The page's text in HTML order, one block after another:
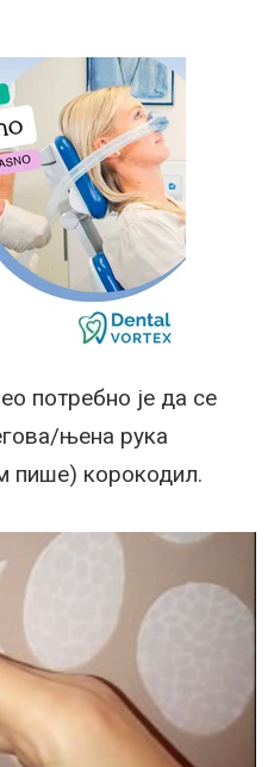
потребно је да се
њена рука
пише) корокодил.